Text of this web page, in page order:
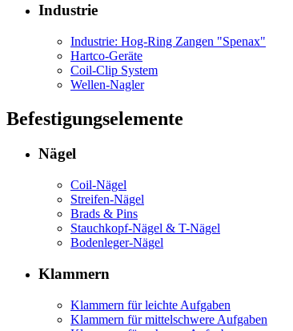
Industrie
Industrie: Hog-Ring Zangen "Spenax"
Hartco-Geräte
Coil-Clip System
Wellen-Nagler
Befestigungselemente
Nägel
Coil-Nägel
Streifen-Nägel
Brads & Pins
Stauchkopf-Nägel & T-Nägel
Bodenleger-Nägel
Klammern
Klammern für leichte Aufgaben
Klammern für mittelschwere Aufgaben